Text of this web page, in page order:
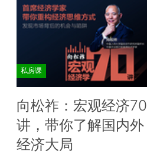
私房课
向松祚：宏观经济70
讲，带你了解国内外
经济大局